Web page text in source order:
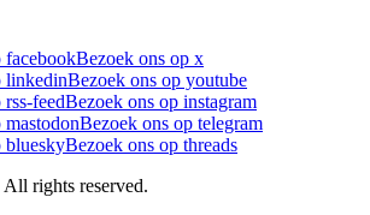
facebookBezoek ons op x
linkedinBezoek ons op youtube
feedBezoek ons op instagram
Bezoek ons op telegram
blueskyBezoek ons op threads
rights reserved.